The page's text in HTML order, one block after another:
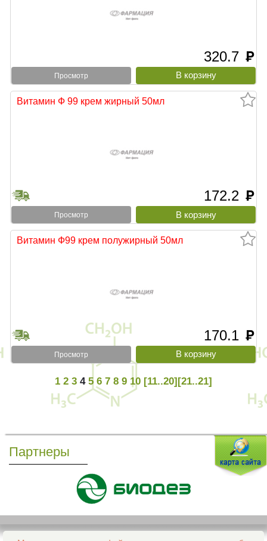
320.7 руб
Просмотр
Витамин Ф 99 крем жирный 50мл
172.2 руб
Просмотр
Витамин Ф99 крем полужирный 50мл
170.1 руб
Просмотр
1 2 3 4 5 6 7 8 9 10 [11..20][21..21]
Партнеры